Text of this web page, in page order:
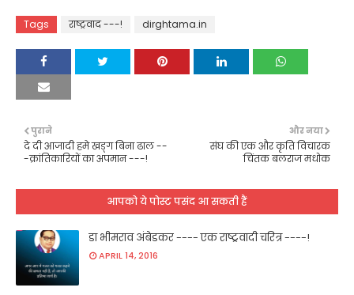
Tags राष्ट्रवाद ---! dirghtama.in
और नया
संघ की एक और कृति विचारक
चिंतक बलराज मधोक
पुराने
दे दी आजादी हमे खड्ग बिना ढाल --
-क्रांतिकारियों का अपमान ---!
आपको ये पोस्ट पसंद आ सकती हैं
डा भीमराव अंबेडकर ---- एक राष्ट्रवादी चरित्र ----!
APRIL 14, 2016